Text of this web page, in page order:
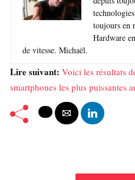
toujours en
Hardware
de vitesse. Michaël.
Lire suivant: Voici les résultats
smartphones les plus puissantes